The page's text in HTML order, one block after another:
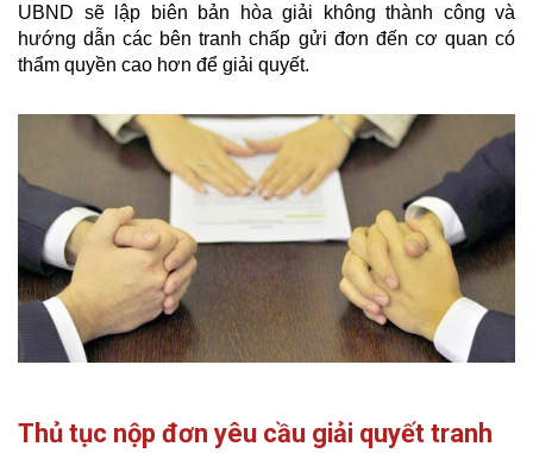
UBND sẽ lập biên bản hòa giải không thành công và
hướng dẫn các bên tranh chấp gửi đơn đến cơ quan có
thẩm quyền cao hơn để giải quyết.
Thủ tục nộp đơn yêu cầu giải quyết tranh